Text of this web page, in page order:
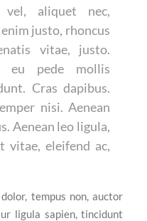
aliquet nec,
justo, rhoncus
vitae, justo.
eu pede mollis
Cras dapibus.
nisi. Aenean
Aenean leo ligula,
vitae, eleifend ac,
tempus non, auctor
ligula sapien, tincidunt